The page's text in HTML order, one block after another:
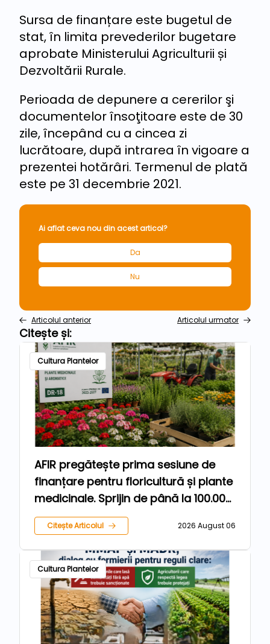
Sursa de finanțare este bugetul de
stat, în limita prevederilor bugetare
aprobate Ministerului Agriculturii și
Dezvoltării Rurale.
Perioada de depunere a cererilor şi
documentelor însoţitoare este de 30
zile, începând cu a cincea zi
lucrătoare, după intrarea în vigoare a
prezentei hotărâri. Termenul de plată
este pe 31 decembrie 2021.
Ai aflat ceva nou din acest articol?
Da
Nu
Articolul anterior Articolul urmator
Citește și:
Cultura Plantelor
AFIR pregătește prima sesiune de
finanțare pentru floricultură și plante
medicinale. Sprijin de până la 100.000
de euro pentru fermieri
Citește Articolul 2026 August 06
Cultura Plantelor